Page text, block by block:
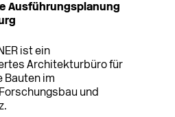
Ausführungsplanung
ist ein
Architekturbüro für
Bauten im
und